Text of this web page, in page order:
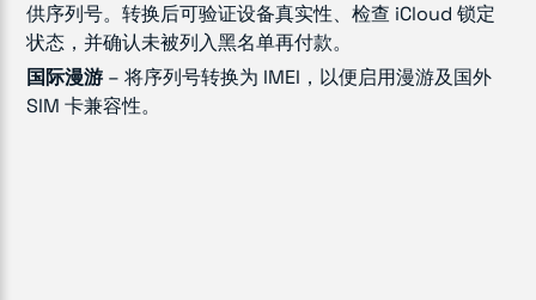
供序列号。转换后可验证设备真实性、检查 iCloud 锁定
状态，并确认未被列入黑名单再付款。
国际漫游 – 将序列号转换为 IMEI，以便启用漫游及国外
SIM 卡兼容性。